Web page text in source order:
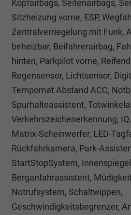
Kopfairbags, Seitenairbags,
Sitzheizung vorne, ESP,
Zentralverriegelung mit Funk,
beheizbar, Beifahrerairbag,
hinten, Parkpilot vorne,
Regensensor, Lichtsensor,
Tempomat Abstand ACC,
Spurhalteassistent,
Verkehrszeichenerkennung,
Matrix-Scheinwerfer, LED-
Rückfahrkamera, Park-
StartStopSystem,
Berganfahrassistent,
Notrufsystem, Schaltwippen,
Geschwindigkeitsbegrenzer,